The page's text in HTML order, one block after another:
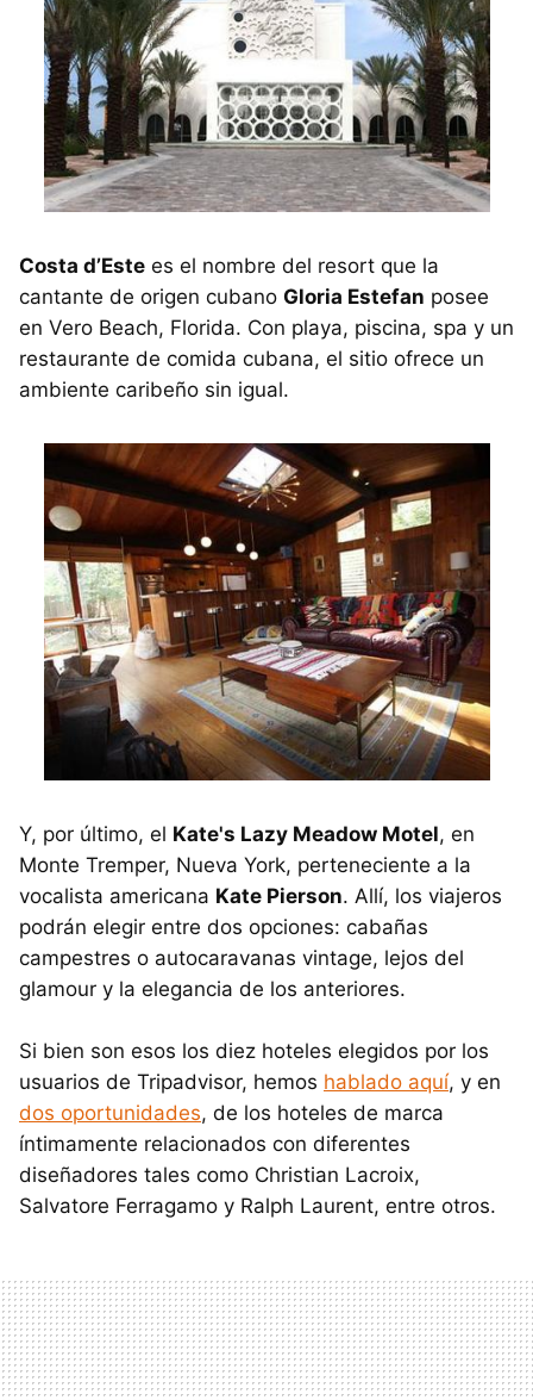
Costa d’Este es el nombre del resort que la
cantante de origen cubano Gloria Estefan posee
en Vero Beach, Florida. Con playa, piscina, spa y un
restaurante de comida cubana, el sitio ofrece un
ambiente caribeño sin igual.
Y, por último, el Kate's Lazy Meadow Motel, en
Monte Tremper, Nueva York, perteneciente a la
vocalista americana Kate Pierson. Allí, los viajeros
podrán elegir entre dos opciones: cabañas
campestres o autocaravanas vintage, lejos del
glamour y la elegancia de los anteriores.
Si bien son esos los diez hoteles elegidos por los
usuarios de Tripadvisor, hemos hablado aquí, y en
dos oportunidades, de los hoteles de marca
íntimamente relacionados con diferentes
diseñadores tales como Christian Lacroix,
Salvatore Ferragamo y Ralph Laurent, entre otros.